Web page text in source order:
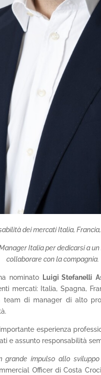
dei mercati Italia,
Italia per dedicarsi a
collaborare con la compagnia.
nominato Luigi Stefanelli
mercati: Italia, Spagna,
di manager di alto
esperienza
e assunto responsabilità
impulso allo
Officer di Costa